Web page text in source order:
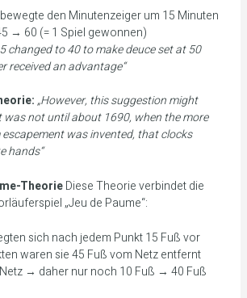
den Minutenzeiger um 15 Minuten
→ 60 (= 1 Spiel gewonnen)
changed to 40 to make deuce set at 50
received an advantage“
„However, this suggestion might
not until about 1690, when the more
was invented, that clocks
hands“
TheorieDiese Theorie verbindet die
„Jeu de Paume“:
sich nach jedem Punkt 15 Fuß vor
waren sie 45 Fuß vom Netz entfernt
→ daher nur noch 10 Fuß → 40 Fuß